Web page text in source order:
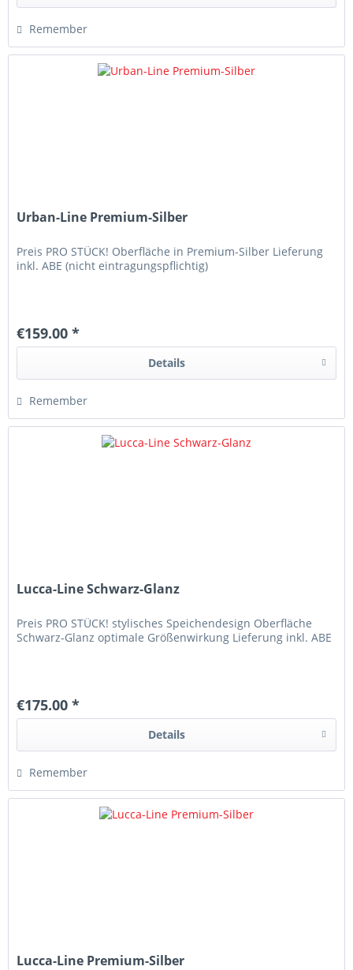
Remember
Urban-Line Premium-Silber
Preis PRO STÜCK! Oberfläche in Premium-Silber Lieferung
inkl. ABE (nicht eintragungspflichtig)
€159.00 *
Details
Remember
Lucca-Line Schwarz-Glanz
Preis PRO STÜCK! stylisches Speichendesign Oberfläche
Schwarz-Glanz optimale Größenwirkung Lieferung inkl. ABE
€175.00 *
Details
Remember
Lucca-Line Premium-Silber